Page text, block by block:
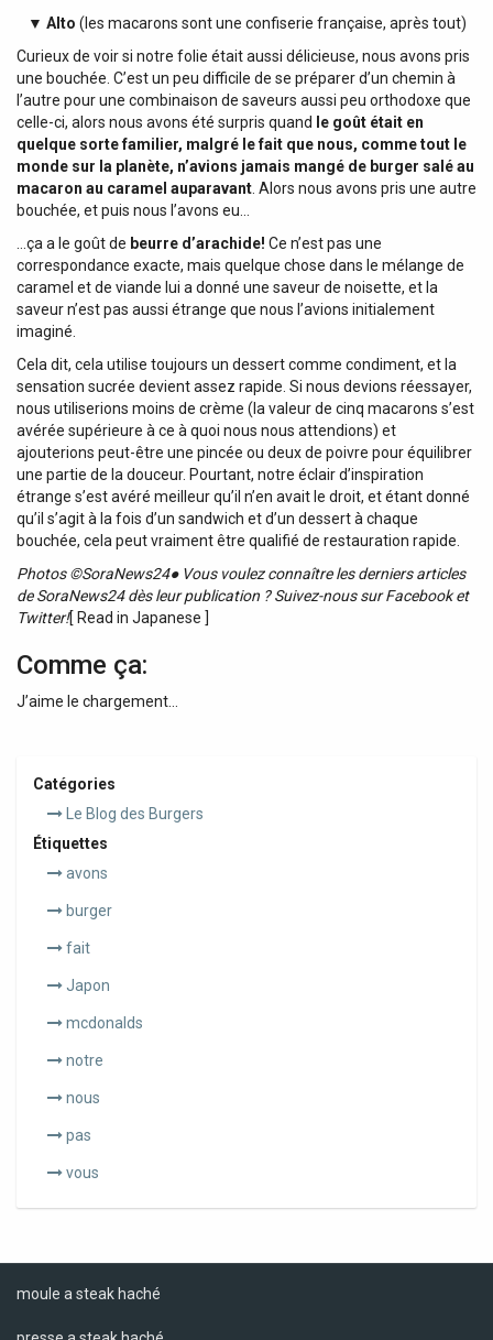
▼ Alto (les macarons sont une confiserie française, après tout)
Curieux de voir si notre folie était aussi délicieuse, nous avons pris
une bouchée. C’est un peu difficile de se préparer d’un chemin à
l’autre pour une combinaison de saveurs aussi peu orthodoxe que
celle-ci, alors nous avons été surpris quand
le goût était en
quelque sorte familier, malgré le fait que nous, comme tout le
monde sur la planète, n’avions jamais mangé de burger salé au
macaron au caramel auparavant . Alors nous avons pris une autre
bouchée, et puis nous l’avons eu…
…ça a le goût de beurre d’arachide! Ce n’est pas une
correspondance exacte, mais quelque chose dans le mélange de
caramel et de viande lui a donné une saveur de noisette, et la
saveur n’est pas aussi étrange que nous l’avions initialement
imaginé.
Cela dit, cela utilise toujours un dessert comme condiment, et la
sensation sucrée devient assez rapide. Si nous devions réessayer,
nous utiliserions moins de crème (la valeur de cinq macarons s’est
avérée supérieure à ce à quoi nous nous attendions) et
ajouterions peut-être une pincée ou deux de poivre pour équilibrer
une partie de la douceur. Pourtant, notre éclair d’inspiration
étrange s’est avéré meilleur qu’il n’en avait le droit, et étant donné
qu’il s’agit à la fois d’un sandwich et d’un dessert à chaque
bouchée, cela peut vraiment être qualifié de restauration rapide.
Photos ©SoraNews24● Vous voulez connaître les derniers articles
de SoraNews24 dès leur publication ? Suivez-nous sur Facebook et
Twitter![ Read in Japanese ]
Comme ça:
J’aime le chargement…
Catégories
Le Blog des Burgers
Étiquettes
avons
burger
fait
Japon
mcdonalds
notre
nous
pas
vous
moule a steak haché